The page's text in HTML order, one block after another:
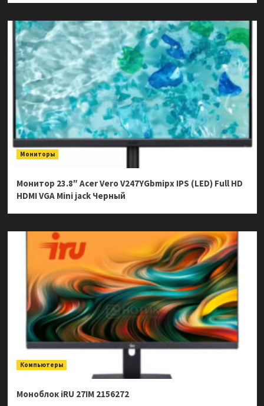
Мониторы
Монитор 23.8″ Acer Vero V247YGbmipx IPS (LED) Full HD
HDMI VGA Mini jack Черный
Компьютеры
Моноблок iRU 27IM 2156272